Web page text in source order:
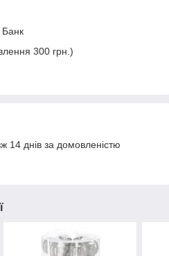
300 грн.)
14 днів за домовленістю